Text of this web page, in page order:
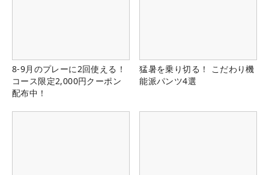
8-9月のプレーに2回使える！
コース限定2,000円クーポン
配布中！
猛暑を乗り切る！ こだわり機
能派パンツ4選